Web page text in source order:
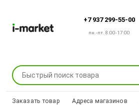
+7 937 299-55-00
пн.-пт. 8:00-17:00
Заказать товар Адреса магазинов